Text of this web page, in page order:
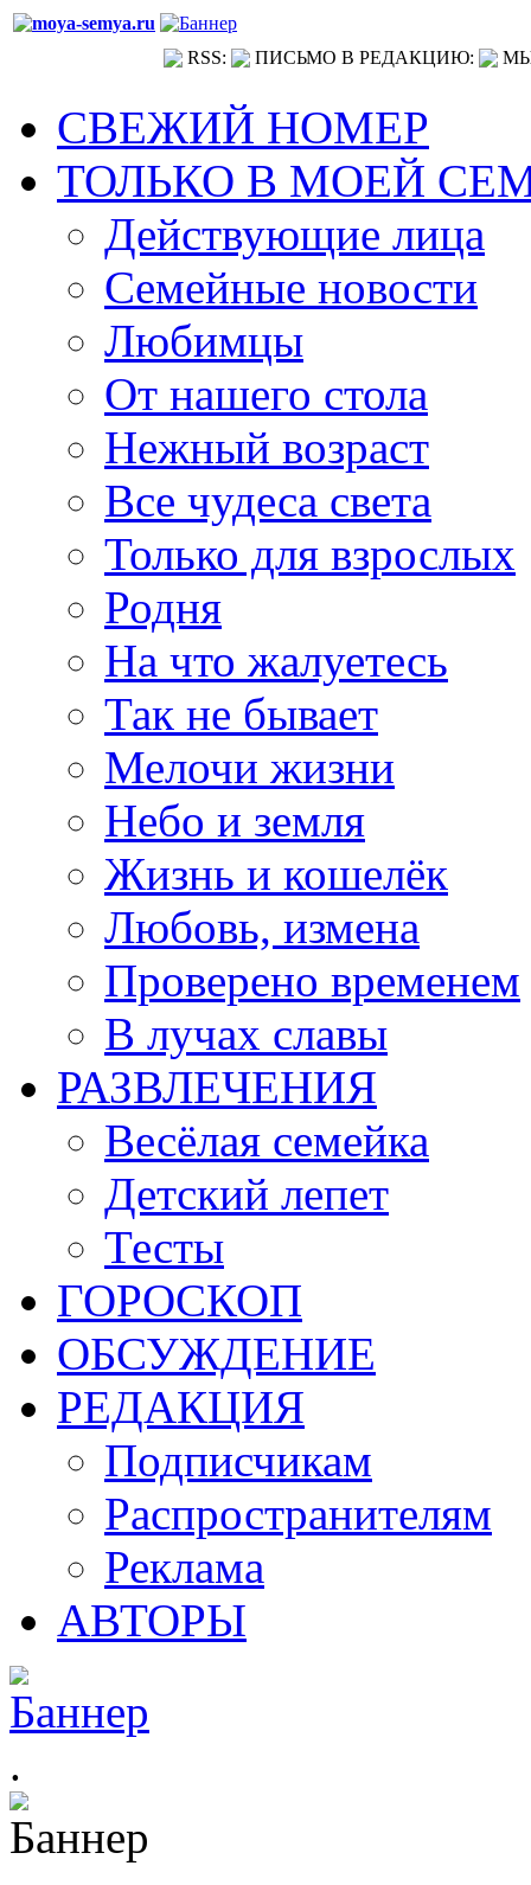
RSS: ПИСЬМО В РЕДАКЦИЮ:
СВЕЖИЙ НОМЕР
ТОЛЬКО В МОЕЙ
Действующие лица
Семейные новости
Любимцы
От нашего стола
Нежный возраст
Все чудеса света
Только для взрослых
Родня
На что жалуетесь
Так не бывает
Мелочи жизни
Небо и земля
Жизнь и кошелёк
Любовь, измена
Проверено временем
В лучах славы
РАЗВЛЕЧЕНИЯ
Весёлая семейка
Детский лепет
Тесты
ГОРОСКОП
ОБСУЖДЕНИЕ
РЕДАКЦИЯ
Подписчикам
Распространителям
Реклама
АВТОРЫ
.